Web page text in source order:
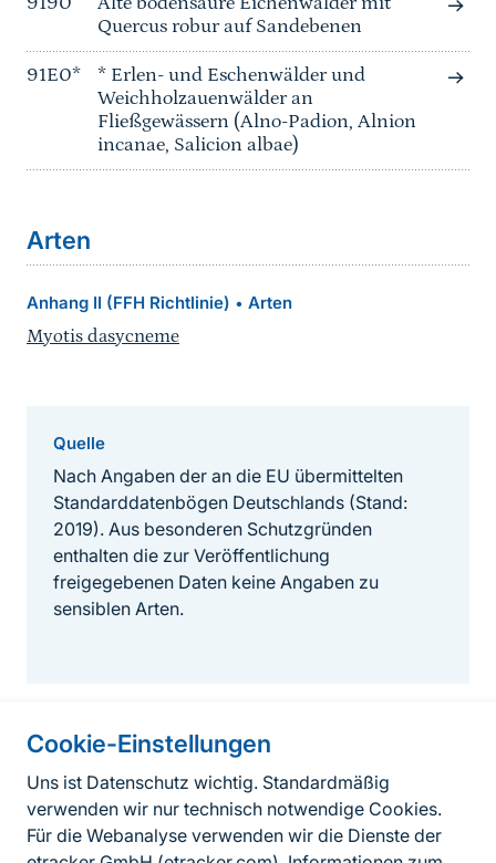
Cookie-Einstellungen
Uns ist Datenschutz wichtig. Standardmäßig
verwenden wir nur technisch notwendige Cookies.
Für die Webanalyse verwenden wir die Dienste der
Quercus robur auf Sandebenen
91E0*
* Erlen- und Eschenwälder und
Weichholzauenwälder an
Fließgewässern (Alno-Padion, Alnion
incanae, Salicion albae)
Arten
Anhang II (FFH Richtlinie) • Arten
Myotis dasycneme
Quelle
Nach Angaben der an die EU übermittelten
Standarddatenbögen Deutschlands (Stand:
2019). Aus besonderen Schutzgründen
enthalten die zur Veröffentlichung
freigegebenen Daten keine Angaben zu
sensiblen Arten.
Informationen zur Seite
FußzeileKontakt zum BfN